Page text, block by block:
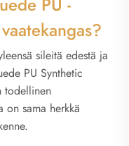
sileitä edestä ja
PU Synthetic
todellinen
sama herkkä